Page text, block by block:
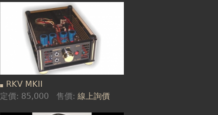
RKV MKII
定價: 85,000 售價:線上詢價